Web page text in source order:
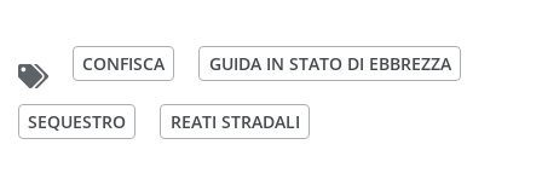
CONFISCA GUIDA IN STATO DI EBBREZZA
SEQUESTRO REATI STRADALI